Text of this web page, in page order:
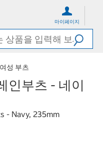
마이페이지
여성 부츠
인부츠 - 네이
- Navy, 235mm